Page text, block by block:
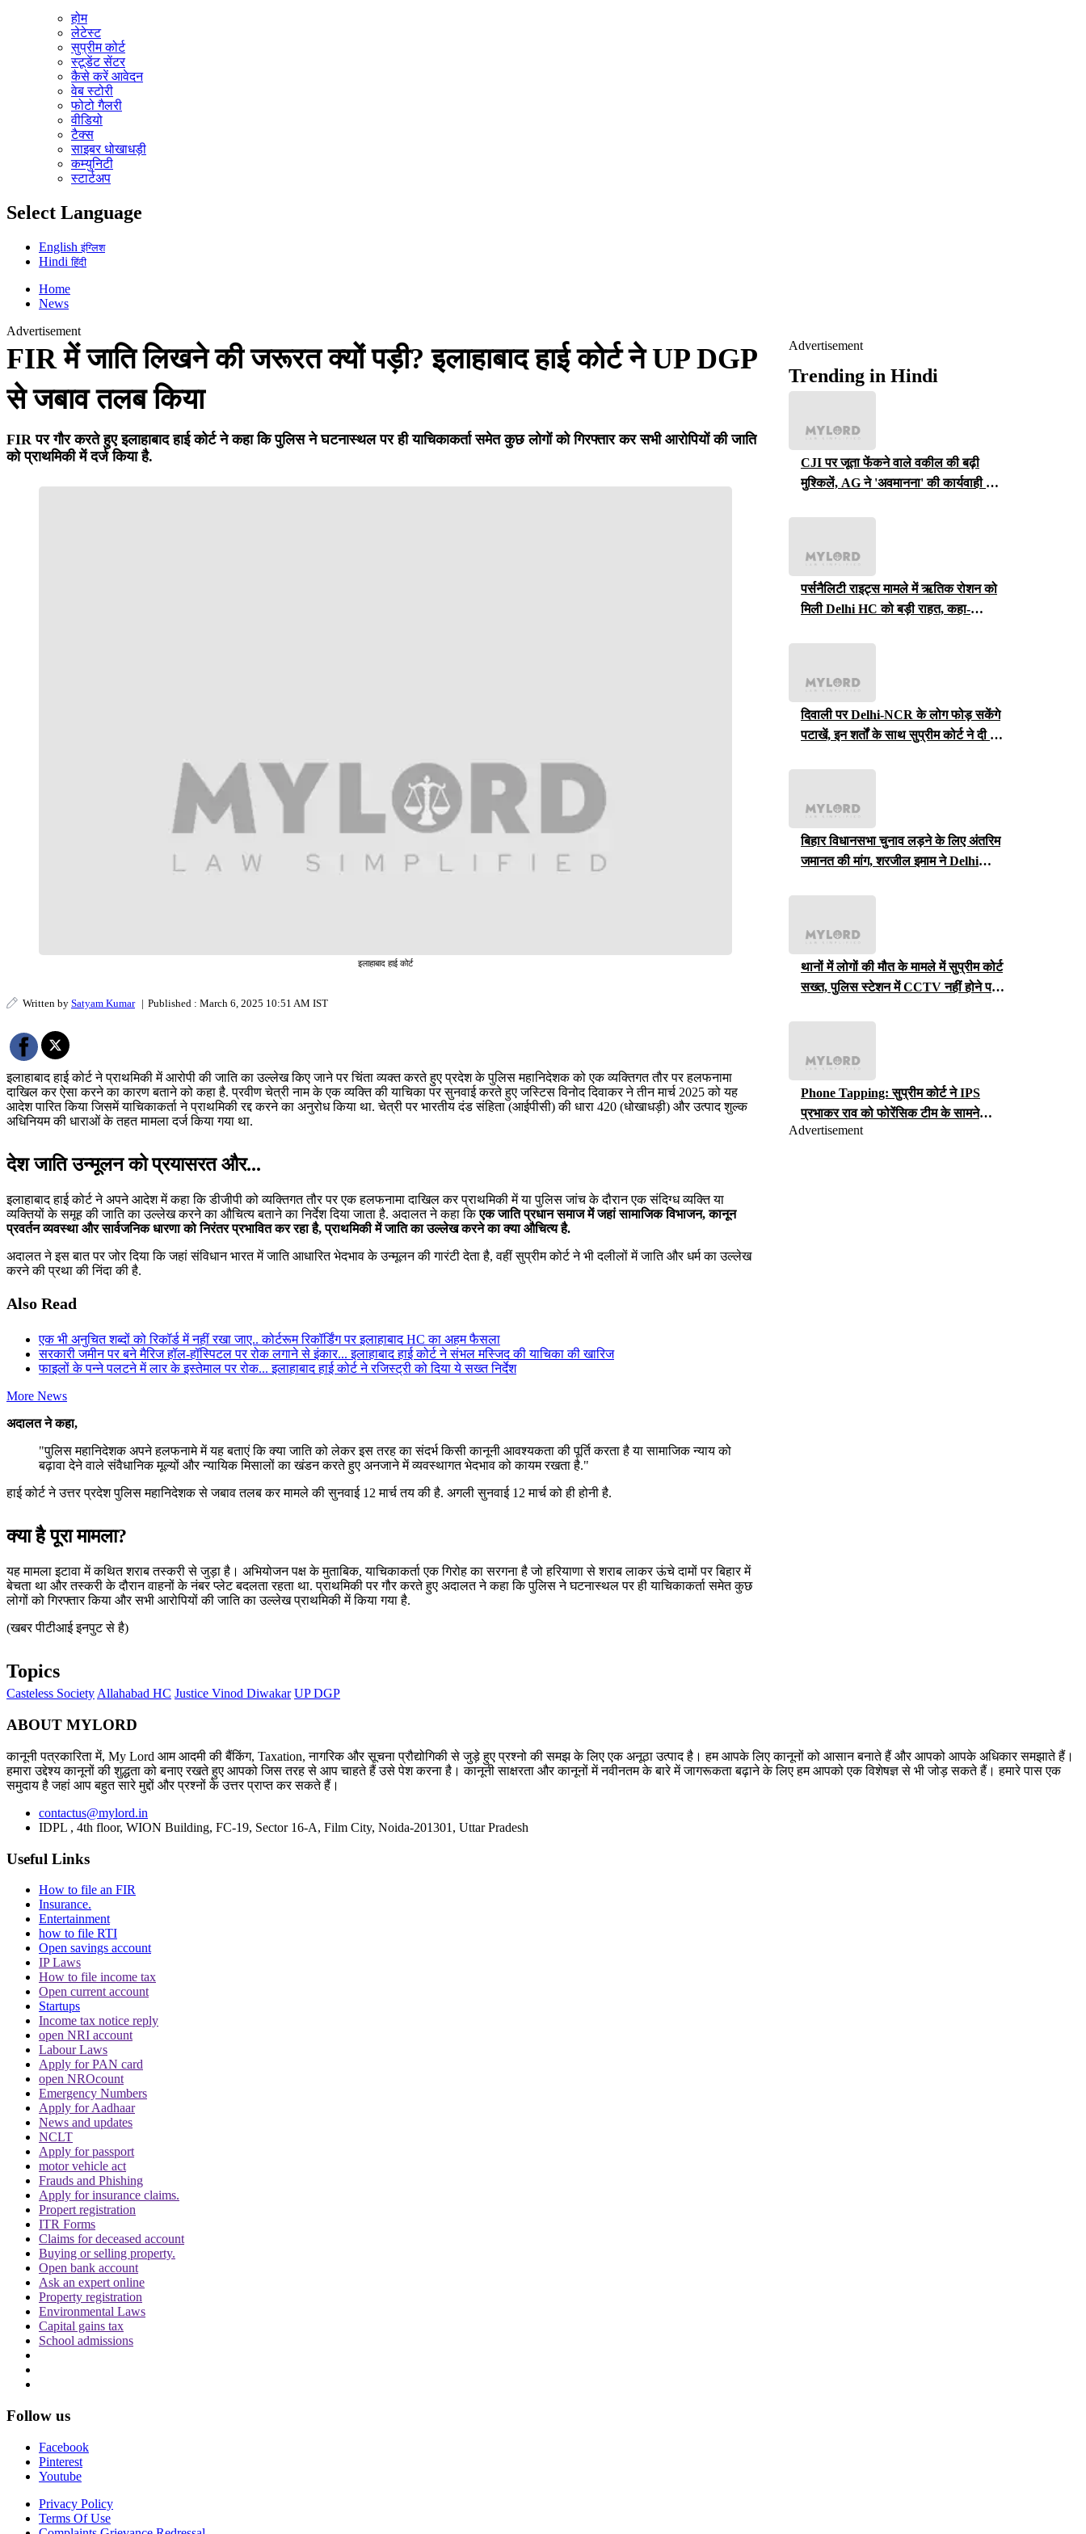
होम
लेटेस्ट
सुप्रीम कोर्ट
स्टूडेंट सेंटर
कैसे करें आवेदन
वेब स्टोरी
फोटो गैलरी
वीडियो
टैक्स
साइबर धोखाधड़ी
कम्युनिटी
स्टार्टअप
Select Language
Englishइंग्लिश
Hindiहिंदी
Home
News
Advertisement
FIR में जाति लिखने की जरूरत क्यों पड़ी? इलाहाबाद हाई कोर्ट ने UP DGP
से जबाव तलब किया
FIR पर गौर करते हुए इलाहाबाद हाई कोर्ट ने कहा कि पुलिस ने घटनास्थल पर ही याचिकाकर्ता समेत कुछ लोगों को गिरफ्तार कर सभी आरोपियों की जाति
को प्राथमिकी में दर्ज किया है.
इलाहाबाद हाई कोर्ट
Written by Satyam Kumar | Published : March 6, 2025 10:51 AM IST
इलाहाबाद हाई कोर्ट ने प्राथमिकी में आरोपी की जाति का उल्लेख किए जाने पर चिंता व्यक्त करते हुए प्रदेश के पुलिस महानिदेशक को एक व्यक्तिगत तौर पर हलफनामा
दाखिल कर ऐसा करने का कारण बताने को कहा है. प्रवीण चेत्री नाम के एक व्यक्ति की याचिका पर सुनवाई करते हुए जस्टिस विनोद दिवाकर ने तीन मार्च 2025 को यह
आदेश पारित किया जिसमें याचिकाकर्ता ने प्राथमिकी रद्द करने का अनुरोध किया था. चेत्री पर भारतीय दंड संहिता (आईपीसी) की धारा 420 (धोखाधड़ी) और उत्पाद शुल्क
अधिनियम की धाराओं के तहत मामला दर्ज किया गया था.
देश जाति उन्मूलन को प्रयासरत और...
इलाहाबाद हाई कोर्ट ने अपने आदेश में कहा कि डीजीपी को व्यक्तिगत तौर पर एक हलफनामा दाखिल कर प्राथमिकी में या पुलिस जांच के दौरान एक संदिग्ध व्यक्ति या
व्यक्तियों के समूह की जाति का उल्लेख करने का औचित्य बताने का निर्देश दिया जाता है. अदालत ने कहा किएक जाति प्रधान समाज में जहां सामाजिक विभाजन, कानून
प्रवर्तन व्यवस्था और सार्वजनिक धारणा को निरंतर प्रभावित कर रहा है, प्राथमिकी में जाति का उल्लेख करने का क्या औचित्य है.
अदालत ने इस बात पर जोर दिया कि जहां संविधान भारत में जाति आधारित भेदभाव के उन्मूलन की गारंटी देता है, वहीं सुप्रीम कोर्ट ने भी दलीलों में जाति और धर्म का उल्लेख
करने की प्रथा की निंदा की है.
Also Read
एक भी अनुचित शब्दों को रिकॉर्ड में नहीं रखा जाए.. कोर्टरूम रिकॉर्डिंग पर इलाहाबाद HC का अहम फैसला
सरकारी जमीन पर बने मैरिज हॉल-हॉस्पिटल पर रोक लगाने से इंकार... इलाहाबाद हाई कोर्ट ने संभल मस्जिद की याचिका की खारिज
फाइलों के पन्ने पलटने में लार के इस्तेमाल पर रोक... इलाहाबाद हाई कोर्ट ने रजिस्ट्री को दिया ये सख्त निर्देश
More News
अदालत ने कहा,
"पुलिस महानिदेशक अपने हलफनामे में यह बताएं कि क्या जाति को लेकर इस तरह का संदर्भ किसी कानूनी आवश्यकता की पूर्ति करता है या सामाजिक न्याय को
बढ़ावा देने वाले संवैधानिक मूल्यों और न्यायिक मिसालों का खंडन करते हुए अनजाने में व्यवस्थागत भेदभाव को कायम रखता है."
हाई कोर्ट ने उत्तर प्रदेश पुलिस महानिदेशक से जबाव तलब कर मामले की सुनवाई 12 मार्च तय की है. अगली सुनवाई 12 मार्च को ही होनी है.
क्या है पूरा मामला?
यह मामला इटावा में कथित शराब तस्करी से जुड़ा है। अभियोजन पक्ष के मुताबिक, याचिकाकर्ता एक गिरोह का सरगना है जो हरियाणा से शराब लाकर ऊंचे दामों पर बिहार में
बेचता था और तस्करी के दौरान वाहनों के नंबर प्लेट बदलता रहता था. प्राथमिकी पर गौर करते हुए अदालत ने कहा कि पुलिस ने घटनास्थल पर ही याचिकाकर्ता समेत कुछ
लोगों को गिरफ्तार किया और सभी आरोपियों की जाति का उल्लेख प्राथमिकी में किया गया है.
(खबर पीटीआई इनपुट से है)
Topics
Casteless Society Allahabad HC Justice Vinod Diwakar UP DGP
Advertisement
Trending in Hindi
CJI पर जूता फेंकने वाले वकील की बढ़ी
मुश्किलें, AG ने 'अवमानना' की कार्यवाही शुरू
पर्सनैलिटी राइट्स मामले में ऋतिक रोशन को
मिली Delhi HC को बड़ी राहत, कहा-
दिवाली पर Delhi-NCR के लोग फोड़ सकेंगे
पटाखें, इन शर्तों के साथ सुप्रीम कोर्ट ने दी ये
बिहार विधानसभा चुनाव लड़ने के लिए अंतरिम
जमानत की मांग, शरजील इमाम ने Delhi
थानों में लोगों की मौत के मामले में सुप्रीम कोर्ट
सख्त, पुलिस स्टेशन में CCTV नहीं होने पर
Phone Tapping: सुप्रीम कोर्ट ने IPS
प्रभाकर राव को फोरेंसिक टीम के सामने
iCloud पासवर्ड सौंपने का आदेश, जानें क्या
Advertisement
ABOUT MYLORD
कानूनी पत्रकारिता में, My Lord आम आदमी की बैंकिंग, Taxation, नागरिक और सूचना प्रौद्योगिकी से जुड़े हुए प्रश्नो की समझ के लिए एक अनूठा उत्पाद है। हम आपके लिए कानूनों को आसान बनाते हैं और आपको आपके अधिकार समझाते हैं।
हमारा उद्देश्य कानूनों की शुद्धता को बनाए रखते हुए आपको जिस तरह से आप चाहते हैं उसे पेश करना है। कानूनी साक्षरता और कानूनों में नवीनतम के बारे में जागरूकता बढ़ाने के लिए हम आपको एक विशेषज्ञ से भी जोड़ सकते हैं। हमारे पास एक
समुदाय है जहां आप बहुत सारे मुद्दों और प्रश्नों के उत्तर प्राप्त कर सकते हैं।
contactus@mylord.in
IDPL , 4th floor, WION Building, FC-19, Sector 16-A, Film City, Noida-201301, Uttar Pradesh
Useful Links
How to file an FIR
Insurance.
Entertainment
how to file RTI
Open savings account
IP Laws
How to file income tax
Open current account
Startups
Income tax notice reply
open NRI account
Labour Laws
Apply for PAN card
open NROcount
Emergency Numbers
Apply for Aadhaar
News and updates
NCLT
Apply for passport
motor vehicle act
Frauds and Phishing
Apply for insurance claims.
Propert registration
ITR Forms
Claims for deceased account
Buying or selling property.
Open bank account
Ask an expert online
Property registration
Environmental Laws
Capital gains tax
School admissions
Follow us
Facebook
Pinterest
Youtube
Privacy Policy
Terms Of Use